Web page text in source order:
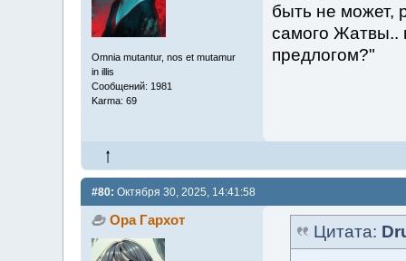
Omnia mutantur, nos et mutamur
in illis
Сообщений: 1981
Karma: 69
быть не может,
самого Жатвы..
предлогом?"
#80: Октября 30, 2025, 14:41:58
Ора Гархот
Цитата: